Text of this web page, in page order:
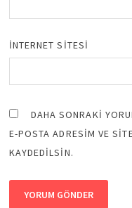
İNTERNET SITESI
DAHA SONRAKI
E-POSTA ADRESIM VE
KAYDEDILSIN.